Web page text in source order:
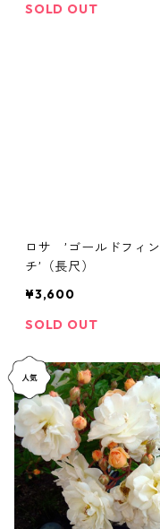
SOLD OUT
ロサ ’ゴールドフィン
チ’（長尺）
¥3,600
SOLD OUT